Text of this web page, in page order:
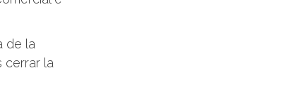
de la
cerrar la